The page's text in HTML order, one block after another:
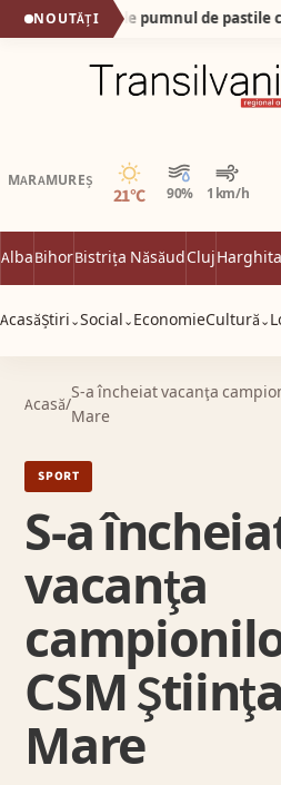
NOUTĂȚI
MARAMUREȘ
21°C 90% 1 km/h
Senin
AlbaBihorBistrița NăsăudClujHarghita
AcasăȘtiri ⌄Social ⌄ EconomieCultură ⌄
Acasă/
S-a încheiat vacanţa
Mare
SPORT
S-a
vacanţa
CSM
Mare